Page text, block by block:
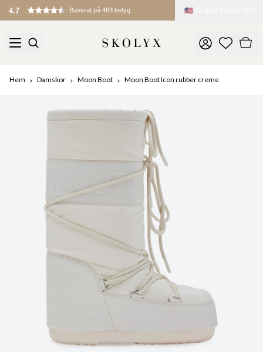
4.7 Baserat på 463 betyg 🇺🇸
Hem Damskor Moon Boot Moon Boot Icon rubber creme